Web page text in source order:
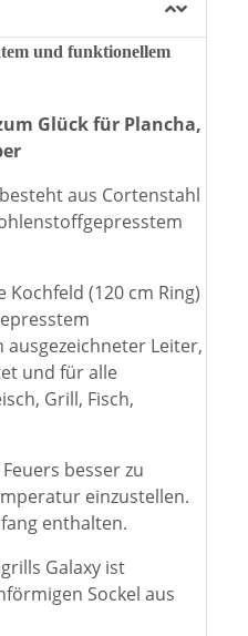
und funktionellem
Glück für Plancha,
aus Cortenstahl
(120 cm Ring)
Leiter,
und für alle
Grill, Fisch,
besser zu
einzustellen.
enthalten.
Galaxy ist
Sockel aus